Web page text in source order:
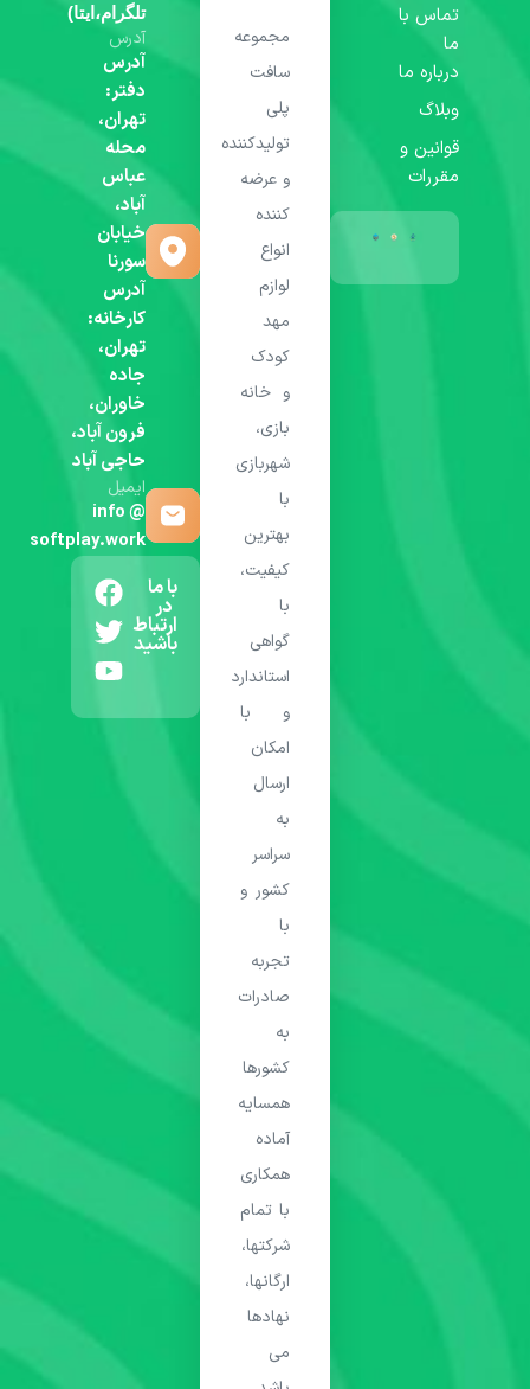
تماس با
ما
درباره ما
وبلاگ
قوانین و
مقررات
مجموعه
سافت
پلی
تولیدکننده
و عرضه
کننده
انواع
لوازم
مهد
کودک
و خانه
بازی،
شهربازی
با
بهترین
کیفیت،
با
گواهی
استاندارد
و با
امکان
ارسال
به
سراسر
کشور و
با
تجربه
صادرات
به
کشورها
همسایه
آماده
همکاری
با تمام
شرکتها،
ارگانها،
نهادها
می
تلگرام،ایتا)
آدرس
آدرس
دفتر:
تهران،
محله
عباس
آباد،
خیابان
سورنا
آدرس
کارخانه:
تهران،
جاده
خاوران،
فرون آباد،
حاجی آباد
ایمیل
info @
softplay.work
با ما
در
ارتباط
باشید